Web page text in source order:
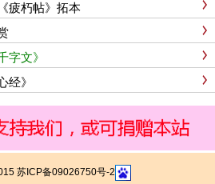
疲朽帖》拓本
字文》
经》
苏ICP备09026750号-2